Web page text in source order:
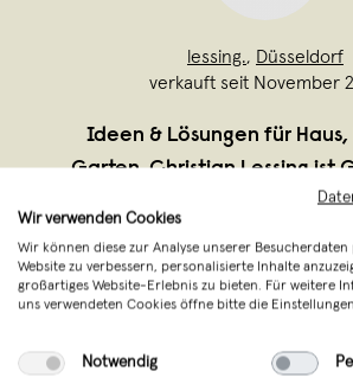
lessing., Düsseldorf
verkauft seit November
Ideen & Lösungen für
Garten. Christian Lessing ist
Labels Lessing
Ideen & Lösungen für
Garten. Christian Lessing ist
Weiterlesen
Wir verwenden Cookies
Wir können diese zur Analyse unserer
Website zu verbessern, personalisierte Inhalte
großartiges Website-Erlebnis zu bieten. Für weitere
uns verwendeten Cookies öffne bitte die
Notwendig